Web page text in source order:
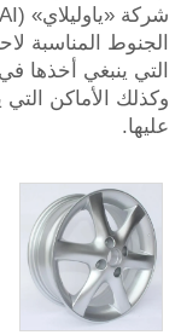
الجنوط المناسبة
التي ينبغي أخذها
وكذلك الأماكن
عليها.